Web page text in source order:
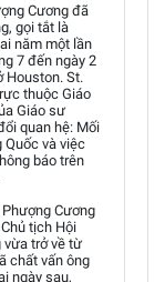
Cương đã
gọi tắt là
năm một lần
7 đến ngày 2
Houston. St.
thuộc Giáo
Giáo sư
quan hệ: Mối
Quốc và việc
báo trên
Cương
tịch Hội
vừa trở về từ
chất vấn ông
ngày sau,